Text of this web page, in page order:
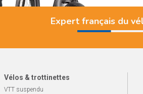
Expert français du
Vélos & trottinettes
VTT suspendu